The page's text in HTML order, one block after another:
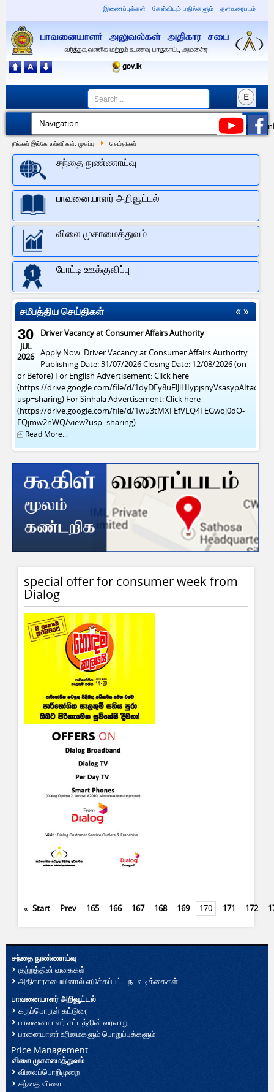
இணைப்புக்கள் கேள்வியும் பதில்களும் தளவரைபடம்
நீங்கள் இங்கே உள்ளீர்கள்: முகப்பு செய்திகள்
சந்தை நுண்ணாய்வு
பாவனையாளர் அறிவூட்டல்
விலை முகாமைத்துவம்
போட்டி ஊக்குவிப்பு
சமீபத்திய செய்திகள்
30
JUL
2026
Driver Vacancy at Consumer Affairs Authority
Apply Now: Driver Vacancy at Consumer Affairs Authority
Publishing Date: 31/07/2026 Closing Date: 12/08/2026 (on
or Before) For English Advertisement: Click here
(https://drive.google.com/file/d/1dyDEy8uFlJlHIypjsnyVsasypAItacFl/
usp=sharing) For Sinhala Advertisement: Click here
(https://drive.google.com/file/d/1wu3tMXFEfVLQ4FEGwoj0dO-
EQjmw2nWQ/view?usp=sharing)
Read More...
special offer for consumer week from
Dialog
« Start Prev 165 166 167 168 169 170 171 172
சந்தை நுண்ணாய்வு
குற்றத்தின் வகைகள்
அதிகாரசபையினால் எடுக்கப்பட்ட நடவடிக்கைகள்
பாவனையாளர் அறிவூட்டல்
கருப்பொருள் கட்டுரை
பாவனையாளர் சட்டத்தின் வரலாறு
பானையாளர் உரிமைகளும் பொறுப்புக்களும்
Price Management
விலை முகாமைத்துவம்
விலைப்பொறிமுறை
சந்தை விலை